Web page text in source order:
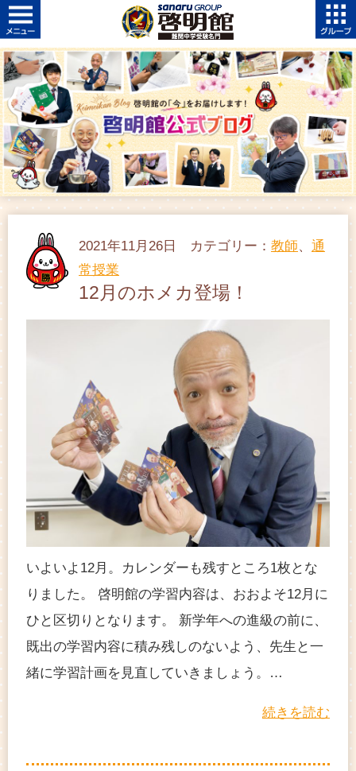
2021年11月26日 カテゴリー： 教師、 通
常授業
12月のホメカ登場！
いよいよ12月。カレンダーも残すところ1枚とな
りました。 啓明館の学習内容は、おおよそ12月に
ひと区切りとなります。 新学年への進級の前に、
既出の学習内容に積み残しのないよう、先生と一
緒に学習計画を見直していきましょう。…
続きを読む